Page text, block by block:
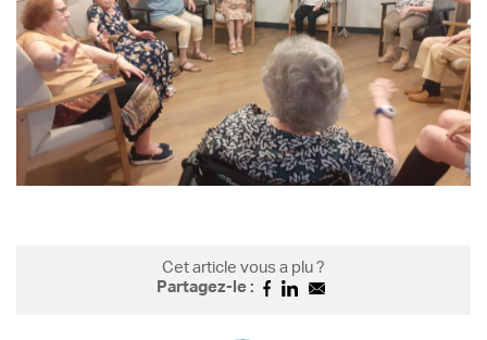
Cet article vous a plu ?
Partagez-le :